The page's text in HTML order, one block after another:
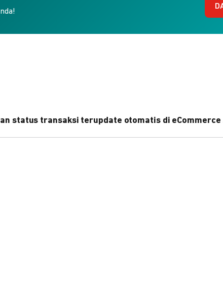
status transaksi terupdate otomatis di eCommerce